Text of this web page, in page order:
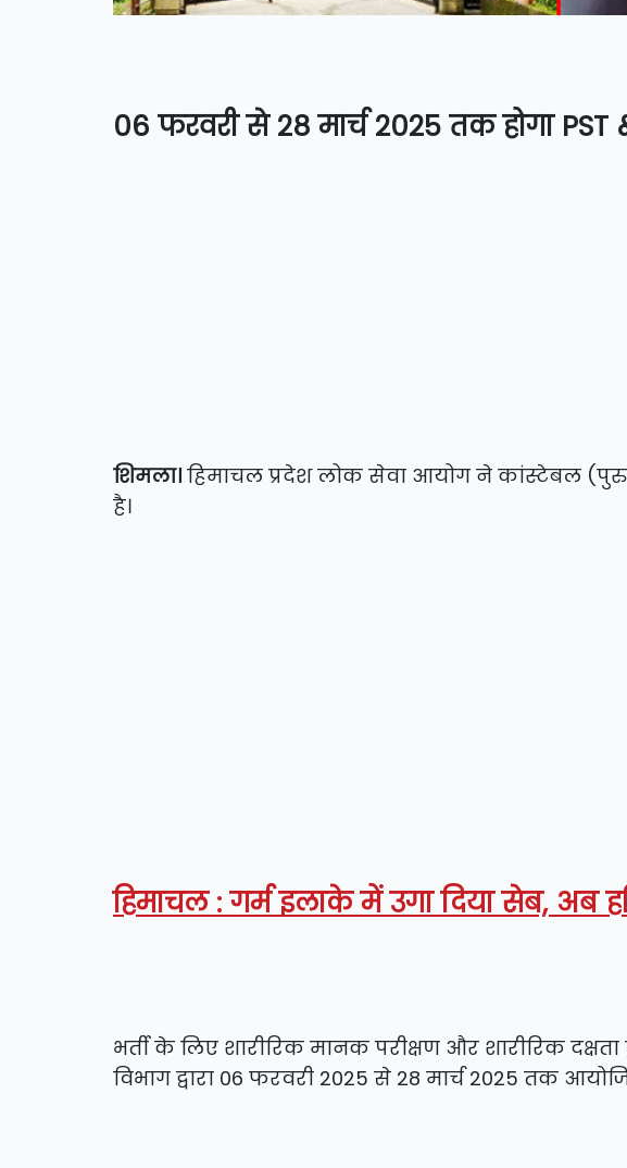
06 फरवरी से 28 मार्च 2025 तक होगा PST
शिमला। हिमाचल प्रदेश लोक सेवा आयोग ने कांस्टेबल
है।
हिमाचल : गर्म इलाके में उगा दिया सेब, अब
भर्ती के लिए शारीरिक मानक परीक्षण और शारीरिक
विभाग द्वारा 06 फरवरी 2025 से 28 मार्च 2025 तक